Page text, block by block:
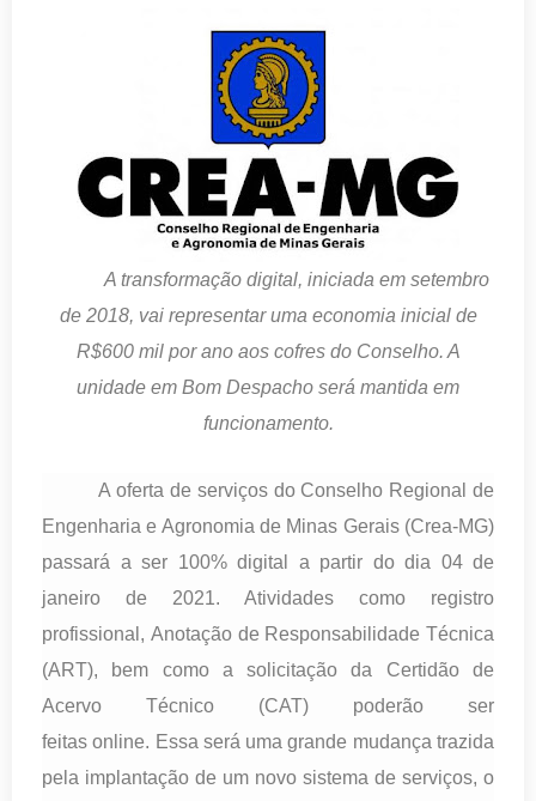
A transformação digital, iniciada em setembro
de 2018, vai representar uma economia inicial de
R$600 mil por ano aos cofres do Conselho. A
unidade em Bom Despacho será mantida em
funcionamento.
A oferta de serviços do Conselho Regional de
Engenharia e Agronomia de Minas Gerais (Crea-MG)
passará a ser 100% digital a partir do dia 04 de
janeiro de 2021. Atividades como registro
profissional, Anotação de Responsabilidade Técnica
(ART), bem como a solicitação da Certidão de
Acervo Técnico (CAT) poderão ser
feitas online. Essa será uma grande mudança trazida
pela implantação de um novo sistema de serviços, o